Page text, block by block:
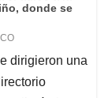
dirigieron una